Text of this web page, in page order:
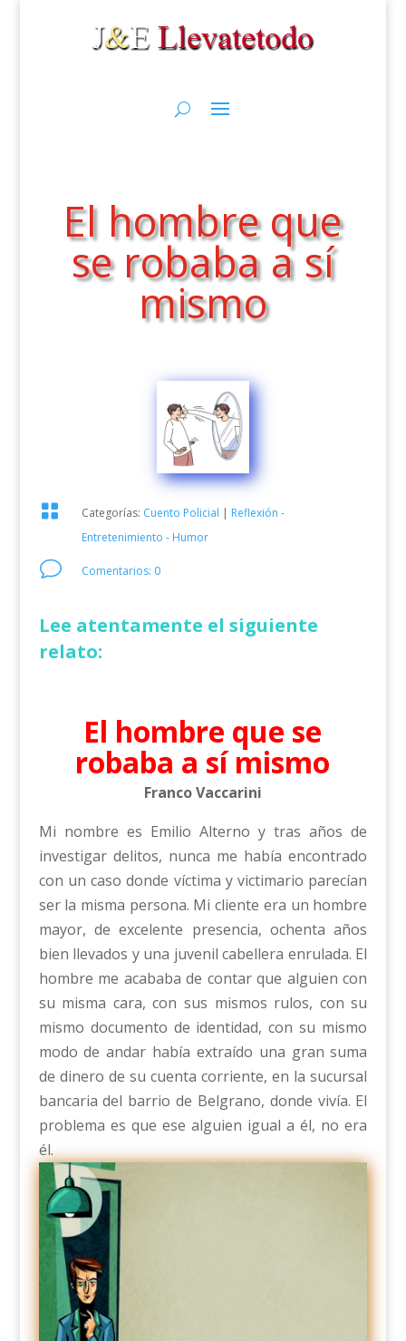
El hombre que
se robaba a sí
mismo
 Categorías: Cuento Policial | Reflexión -
Entretenimiento - Humor
v Comentarios: 0
Lee atentamente el siguiente
relato:
El hombre que se
robaba a sí mismo
Franco Vaccarini
Mi nombre es Emilio Alterno y tras años de
investigar delitos, nunca me había encontrado
con un caso donde víctima y victimario parecían
ser la misma persona. Mi cliente era un hombre
mayor, de excelente presencia, ochenta años
bien llevados y una juvenil cabellera enrulada. El
hombre me acababa de contar que alguien con
su misma cara, con sus mismos rulos, con su
mismo documento de identidad, con su mismo
modo de andar había extraído una gran suma
de dinero de su cuenta corriente, en la sucursal
bancaria del barrio de Belgrano, donde vivía. El
problema es que ese alguien igual a él, no era
él.